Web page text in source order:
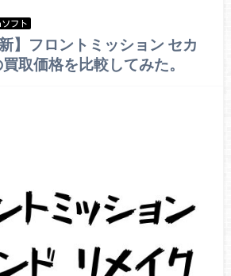
フト
】フロントミッション セカ
取価格を比較してみた。